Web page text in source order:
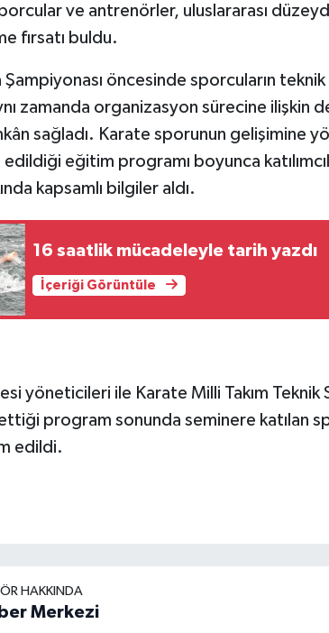
ve antrenörler, uluslararası
fırsatı buldu.
öncesinde sporcuların
zamanda organizasyon sürecine ilişkin
sağladı. Karate sporunun gelişimine
edildiği eğitim programı boyunca
kapsamlı bilgiler aldı.
16 saatlik mücadeleyle tarih yazdı
İçeriği Görüntüle
yöneticileri ile Karate Milli Takım Teknik
program sonunda seminere katılan
edildi.
HAKKINDA
Merkezi